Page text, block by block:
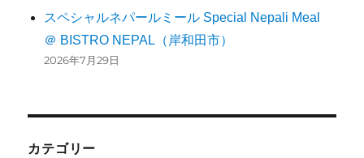
スペシャルネパールミール Special Nepali Meal
＠ BISTRO NEPAL（岸和田市）
2026年7月29日
カテゴリー